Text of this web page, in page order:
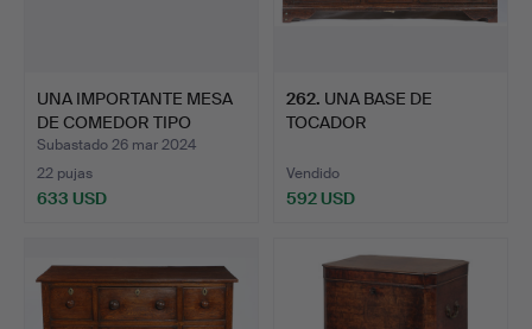
UNA IMPORTANTE MESA
DE COMEDOR TIPO
REFECT…
Subastado 26 mar 2024
22 pujas
633 USD
262. UNA BASE DE
TOCADOR
CERRADA …
Vendido
592 USD